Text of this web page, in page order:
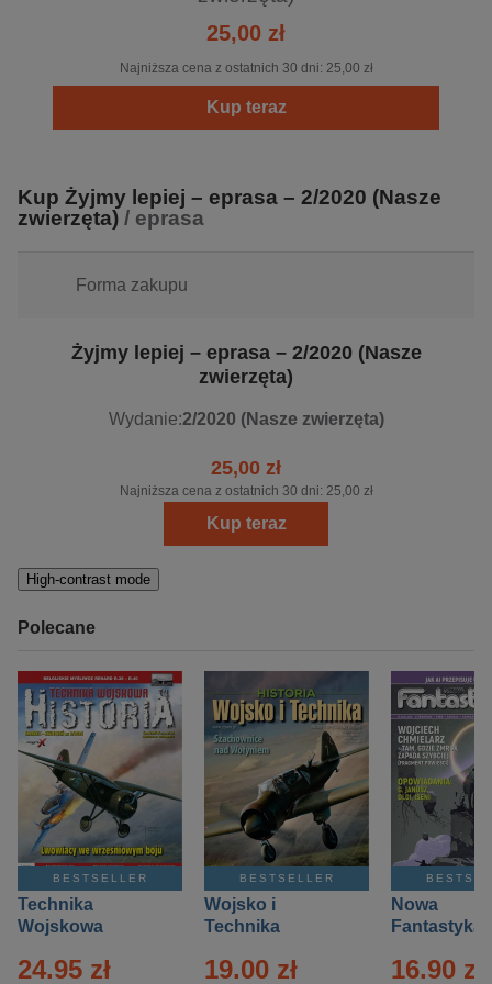
25,00 zł
Najniższa cena z ostatnich 30 dni: 25,00 zł
Kup teraz
Kup Żyjmy lepiej – eprasa – 2/2020 (Nasze
zwierzęta) / eprasa
Forma zakupu
Żyjmy lepiej – eprasa – 2/2020 (Nasze
zwierzęta)
Wydanie:2/2020 (Nasze zwierzęta)
25,00 zł
Najniższa cena z ostatnich 30 dni: 25,00 zł
Kup teraz
High-contrast mode
Polecane
BESTSELLER
Technika
Wojskowa
– 2/2026
24.95 zł
BESTSELLER
Wojsko i
Technika
Specjalne –
19.00 zł
Nowa
Fantastyka
16.90 zł